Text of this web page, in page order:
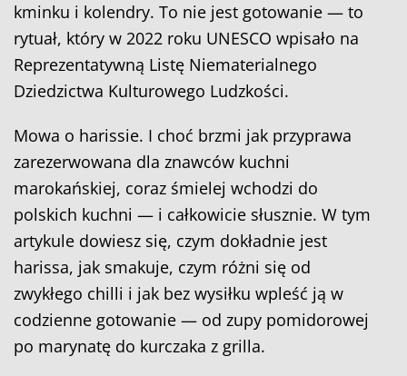
kminku i kolendry. To nie jest gotowanie — to
rytuał, który w 2022 roku UNESCO wpisało na
Reprezentatywną Listę Niematerialnego
Dziedzictwa Kulturowego Ludzkości.
Mowa o harissie. I choć brzmi jak przyprawa
zarezerwowana dla znawców kuchni
marokańskiej, coraz śmielej wchodzi do
polskich kuchni — i całkowicie słusznie. W tym
artykule dowiesz się, czym dokładnie jest
harissa, jak smakuje, czym różni się od
zwykłego chilli i jak bez wysiłku wpleść ją w
codzienne gotowanie — od zupy pomidorowej
po marynatę do kurczaka z grilla.